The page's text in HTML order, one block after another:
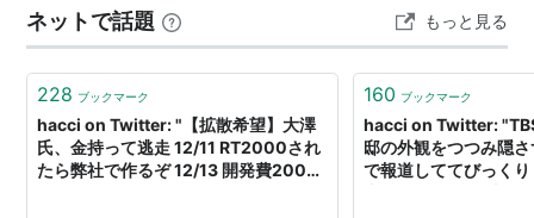
そうなので、気を紛らわすためにコスメの話でも。 書き
たい事溜まっていて、どれから何から…
ネットで話題 もっと見る
228 ブックマーク
hacci on Twitter: "【拡散希望】大澤
氏、金持って逃走 12/11 RT2000され
たら弊社で作るぞ 12/13 開発費2000
160 ブックマーク
hacci on Twitter:
邸の外観をつつみ隠
で報道しててびっく